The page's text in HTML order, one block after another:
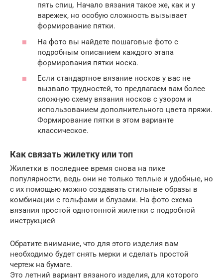
пять спиц. Начало вязания такое же, как и у
варежек, но особую сложность вызывает
формирование пятки.
На фото вы найдете пошаговые фото с
подробным описанием каждого этапа
формирования пятки носка.
Если стандартное вязание носков у вас не
вызвало трудностей, то предлагаем вам более
сложную схему вязания носков с узором и
использованием дополнительного цвета пряжи.
Формирование пятки в этом варианте
классическое.
Как связать жилетку или топ
Жилетки в последнее время снова на пике
популярности, ведь они не только теплые и удобные, но
с их помощью можно создавать стильные образы в
комбинации с гольфами и блузами. На фото схема
вязания простой однотонной жилетки с подробной
инструкцией
Обратите внимание, что для этого изделия вам
необходимо будет снять мерки и сделать простой
чертеж на бумаге.
Это летний вариант вязаного изделия, для которого